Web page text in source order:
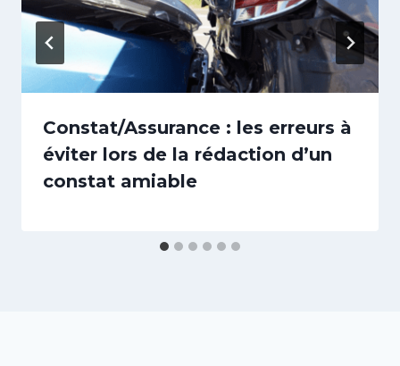
Constat/Assurance : les erreurs à
éviter lors de la rédaction d’un
constat amiable